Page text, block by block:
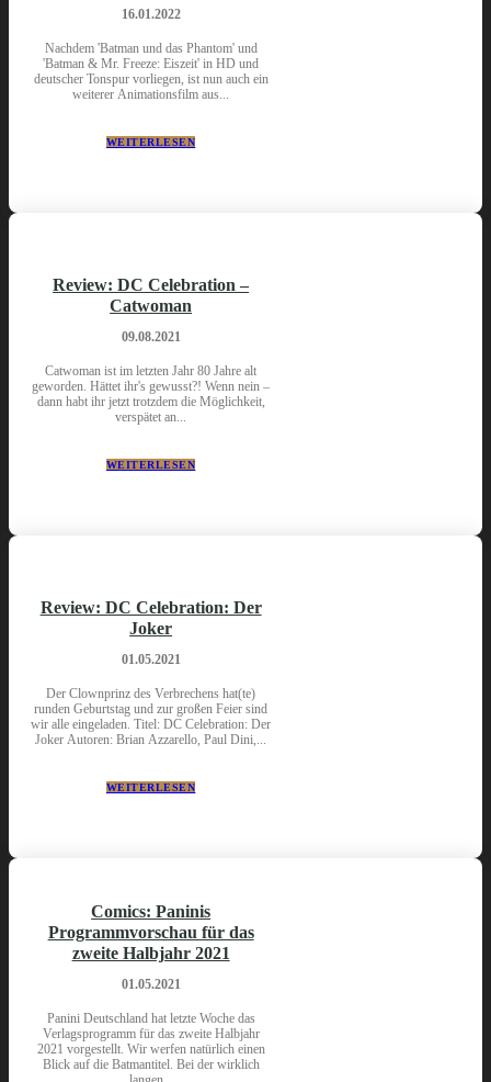
16.01.2022
Nachdem 'Batman und das Phantom' und
'Batman & Mr. Freeze: Eiszeit' in HD und
deutscher Tonspur vorliegen, ist nun auch ein
weiterer Animationsfilm aus...
WEITERLESEN
Review: DC Celebration –
Catwoman
09.08.2021
Catwoman ist im letzten Jahr 80 Jahre alt
geworden. Hättet ihr's gewusst?! Wenn nein –
dann habt ihr jetzt trotzdem die Möglichkeit,
verspätet an...
WEITERLESEN
Review: DC Celebration: Der
Joker
01.05.2021
Der Clownprinz des Verbrechens hat(te)
runden Geburtstag und zur großen Feier sind
wir alle eingeladen. Titel: DC Celebration: Der
Joker Autoren: Brian Azzarello, Paul Dini,...
WEITERLESEN
Comics: Paninis
Programmvorschau für das
zweite Halbjahr 2021
01.05.2021
Panini Deutschland hat letzte Woche das
Verlagsprogramm für das zweite Halbjahr
2021 vorgestellt. Wir werfen natürlich einen
Blick auf die Batmantitel. Bei der wirklich